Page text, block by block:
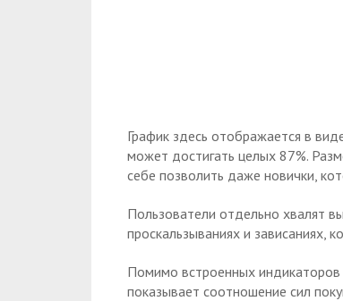
График здесь отображается в
может достигать целых 87%.
себе позволить даже новички,
Пользователи отдельно хвалят
проскальзываниях и зависаниях,
Помимо встроенных
показывает соотношение сил